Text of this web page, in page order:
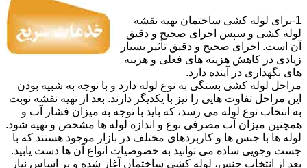
1-برای لوله کشی ساختمان تهیه نقشه
لوله کشی و سپس اجرای صحیح و دقیق
آن است. اجرای صحیح و دقیق تأثیر بسیار
زیادی در کاهش هزینه های فعلی و هزینه
های نگهداری در آینده دارد.
مراحل لوله کشی بستگی به نوع لوله دارد و با توجه به شبیه بودن
این مراحل تفاوت هایی را نیز با یکدیگر دارند. بعد از تهیه نقشه نوبت
به انتخاب نوع لوله می رسد، که باید با توجه به میزان فشار آب و
همچنین میزان آب مصرفی نوع و اندازه لوله ها مشخص و تهیه شود.
لوله ها با جنس ها و کاربردهای مختلف در بازار موجود هستند که با
جست وجویی ساده می توانید به خصوصیات انواع آن ها دست یابید.
بعد از انتخاب جنس، لوله کشی ساختمان آغاز شده و بر اساس نیاز